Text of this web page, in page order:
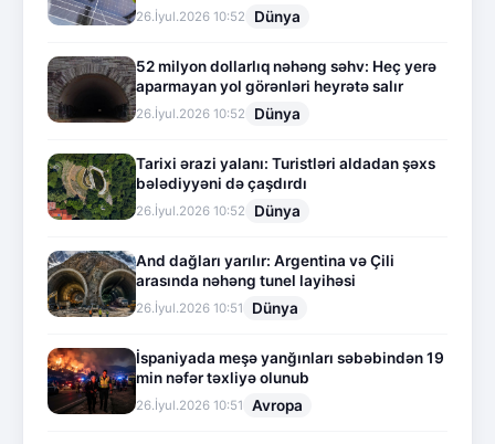
26.İyul.2026 10:52 Dünya
52 milyon dollarlıq nəhəng səhv: Heç yerə
aparmayan yol görənləri heyrətə salır
26.İyul.2026 10:52 Dünya
Tarixi ərazi yalanı: Turistləri aldadan şəxs
bələdiyyəni də çaşdırdı
26.İyul.2026 10:52 Dünya
And dağları yarılır: Argentina və Çili
arasında nəhəng tunel layihəsi
26.İyul.2026 10:51 Dünya
İspaniyada meşə yanğınları səbəbindən 19
min nəfər təxliyə olunub
26.İyul.2026 10:51 Avropa